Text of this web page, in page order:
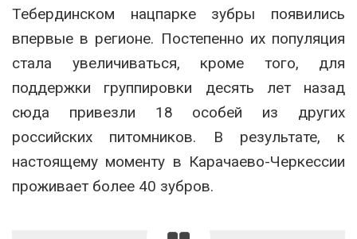
Тебердинском нацпарке зубры появились
впервые в регионе. Постепенно их популяция
стала увеличиваться, кроме того, для
поддержки группировки десять лет назад
сюда привезли 18 особей из других
российских питомников. В результате, к
настоящему моменту в Карачаево-Черкессии
проживает более 40 зубров.